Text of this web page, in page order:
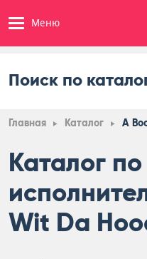
Меню
Поиск по
Главная Каталог A
Каталог по
Wit Da